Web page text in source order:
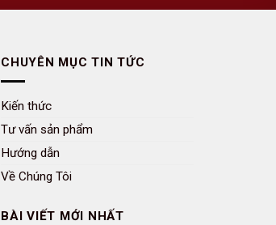
CHUYÊN MỤC TIN TỨC
Kiến thức
Tư vấn sản phẩm
Hướng dẫn
Về Chúng Tôi
BÀI VIẾT MỚI NHẤT